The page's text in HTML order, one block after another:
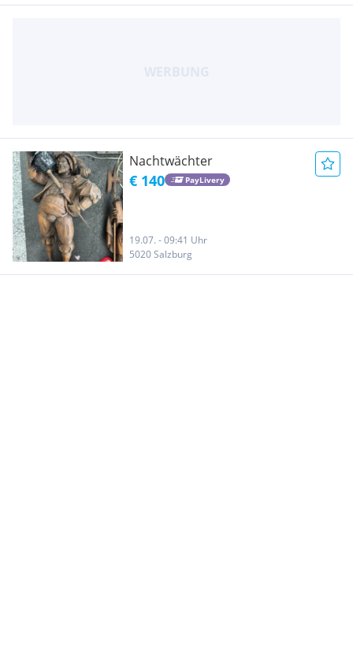
Nachtwächter
€ 140 PayLivery
19.07. - 09:41 Uhr
5020 Salzburg